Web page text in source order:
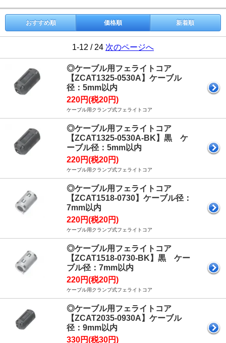
おすすめ順 価格順 新着順
1-12 / 24 次のページへ
◎ケーブル用フェライトコア
【ZCAT1325-0530A】ケーブル
径：5mm以内
220円(税20円)
ケーブル用クランプ式フェライトコア
◎ケーブル用フェライトコア
【ZCAT1325-0530A-BK】黒 ケ
ーブル径：5mm以内
220円(税20円)
ケーブル用クランプ式フェライトコア
◎ケーブル用フェライトコア
【ZCAT1518-0730】ケーブル径：
7mm以内
220円(税20円)
ケーブル用クランプ式フェライトコア
◎ケーブル用フェライトコア
【ZCAT1518-0730-BK】黒 ケー
ブル径：7mm以内
220円(税20円)
ケーブル用クランプ式フェライトコア
◎ケーブル用フェライトコア
【ZCAT2035-0930A】ケーブル
径：9mm以内
330円(税30円)